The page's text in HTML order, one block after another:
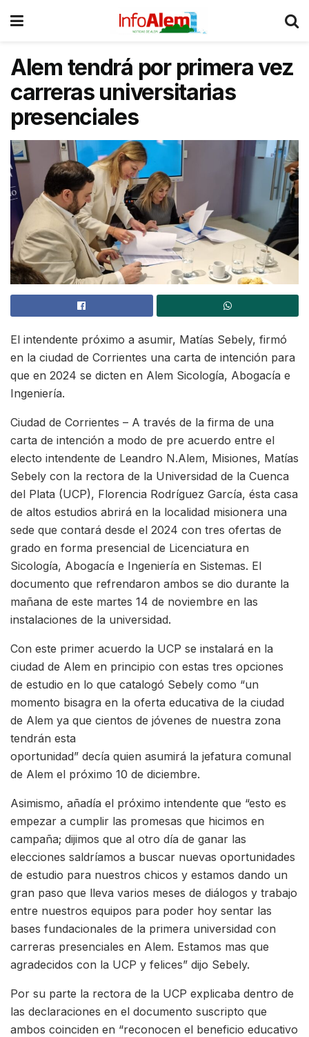
Alem tendrá por primera vez
carreras universitarias
presenciales
El intendente próximo a asumir, Matías Sebely, firmó
en la ciudad de Corrientes una carta de intención para
que en 2024 se dicten en Alem Sicología, Abogacía e
Ingeniería.
Ciudad de Corrientes – A través de la firma de una
carta de intención a modo de pre acuerdo entre el
electo intendente de Leandro N.Alem, Misiones, Matías
Sebely con la rectora de la Universidad de la Cuenca
del Plata (UCP), Florencia Rodríguez García, ésta casa
de altos estudios abrirá en la localidad misionera una
sede que contará desde el 2024 con tres ofertas de
grado en forma presencial de Licenciatura en
Sicología, Abogacía e Ingeniería en Sistemas. El
documento que refrendaron ambos se dio durante la
mañana de este martes 14 de noviembre en las
instalaciones de la universidad.
Con este primer acuerdo la UCP se instalará en la
ciudad de Alem en principio con estas tres opciones
de estudio en lo que catalogó Sebely como “un
momento bisagra en la oferta educativa de la ciudad
de Alem ya que cientos de jóvenes de nuestra zona
tendrán esta
oportunidad” decía quien asumirá la jefatura comunal
de Alem el próximo 10 de diciembre.
Asimismo, añadía el próximo intendente que “esto es
empezar a cumplir las promesas que hicimos en
campaña; dijimos que al otro día de ganar las
elecciones saldríamos a buscar nuevas oportunidades
de estudio para nuestros chicos y estamos dando un
gran paso que lleva varios meses de diálogos y trabajo
entre nuestros equipos para poder hoy sentar las
bases fundacionales de la primera universidad con
carreras presenciales en Alem. Estamos mas que
agradecidos con la UCP y felices” dijo Sebely.
Por su parte la rectora de la UCP explicaba dentro de
las declaraciones en el documento suscripto que
ambos coinciden en “reconocen el beneficio educativo